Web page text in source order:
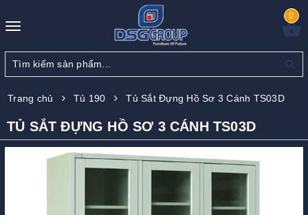
Toggle
0
Trang chủ Tủ 190 Tủ Sắt Đựng Hồ Sơ 3 Cánh TS03D
TỦ SẮT ĐỰNG HỒ SƠ 3 CÁNH TS03D